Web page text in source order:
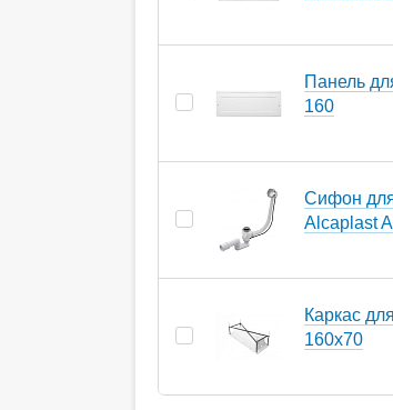
Панель
160
Сифон
Alcaplast
Каркас
160х70